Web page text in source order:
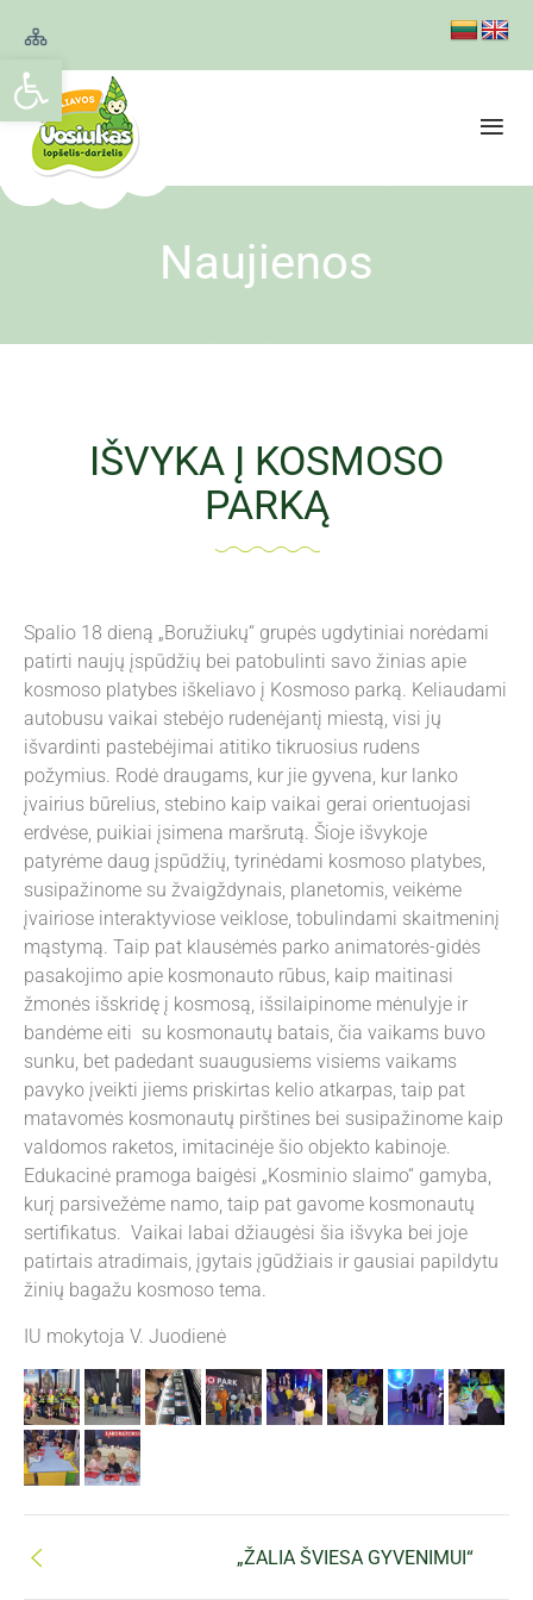
Open toolbar
Naujienos
IŠVYKA Į KOSMOSO
PARKĄ
Spalio 18 dieną „Boružiukų“ grupės ugdytiniai norėdami
patirti naujų įspūdžių bei patobulinti savo žinias apie
kosmoso platybes iškeliavo į Kosmoso parką. Keliaudami
autobusu vaikai stebėjo rudenėjantį miestą, visi jų
išvardinti pastebėjimai atitiko tikruosius rudens
požymius. Rodė draugams, kur jie gyvena, kur lanko
įvairius būrelius, stebino kaip vaikai gerai orientuojasi
erdvėse, puikiai įsimena maršrutą. Šioje išvykoje
patyrėme daug įspūdžių, tyrinėdami kosmoso platybes,
susipažinome su žvaigždynais, planetomis, veikėme
įvairiose interaktyviose veiklose, tobulindami skaitmeninį
mąstymą. Taip pat klausėmės parko animatorės-gidės
pasakojimo apie kosmonauto rūbus, kaip maitinasi
žmonės išskridę į kosmosą, išsilaipinome mėnulyje ir
bandėme eiti su kosmonautų batais, čia vaikams buvo
sunku, bet padedant suaugusiems visiems vaikams
pavyko įveikti jiems priskirtas kelio atkarpas, taip pat
matavomės kosmonautų pirštines bei susipažinome kaip
valdomos raketos, imitacinėje šio objekto kabinoje.
Edukacinė pramoga baigėsi „Kosminio slaimo“ gamyba,
kurį parsivežėme namo, taip pat gavome kosmonautų
sertifikatus. Vaikai labai džiaugėsi šia išvyka bei joje
patirtais atradimais, įgytais įgūdžiais ir gausiai papildytu
žinių bagažu kosmoso tema.
IU mokytoja V. Juodienė
„ŽALIA ŠVIESA GYVENIMUI“